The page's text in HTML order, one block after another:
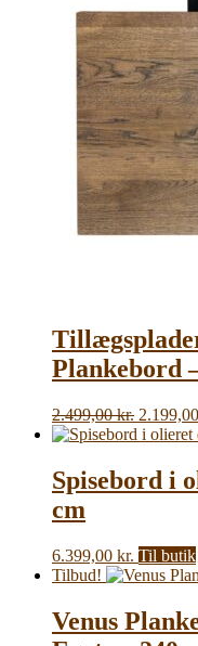
Plankebord
2.499,00kr. Den
var:
2.199,00
Spisebord i
cm
6.399,00 kr. Til butik
Tilbud!
Venus